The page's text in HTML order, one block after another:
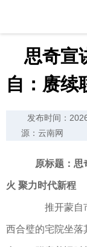
思奇宣
自：赓续
发布时间：
源：云南网
原标题：思
火 聚力时代新程
推开蒙自市
西合璧的宅院坐落